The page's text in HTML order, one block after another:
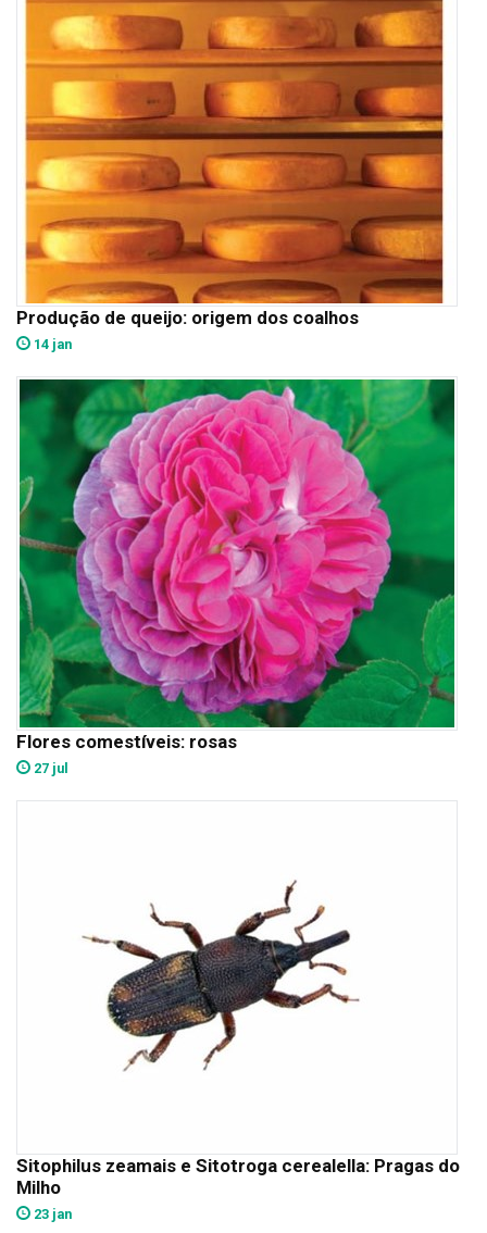
Produção de queijo: origem dos coalhos
14 jan
Flores comestíveis: rosas
27 jul
Sitophilus zeamais e Sitotroga cerealella: Pragas do
Milho
23 jan